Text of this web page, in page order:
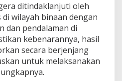
ditindaklanjuti oleh
wilayah binaan dengan
dan pendalaman di
kebenarannya, hasil
secara berjenjang
untuk melaksanakan